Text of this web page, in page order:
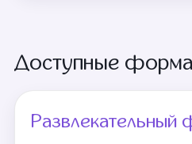
Доступные
Развлекательный